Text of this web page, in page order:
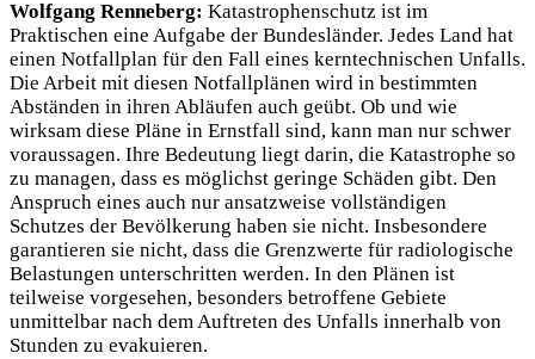
Wolfgang Renneberg: Katastrophenschutz ist im
Praktischen eine Aufgabe der Bundesländer. Jedes Land hat
einen Notfallplan für den Fall eines kerntechnischen Unfalls.
Die Arbeit mit diesen Notfallplänen wird in bestimmten
Abständen in ihren Abläufen auch geübt. Ob und wie
wirksam diese Pläne in Ernstfall sind, kann man nur schwer
voraussagen. Ihre Bedeutung liegt darin, die Katastrophe so
zu managen, dass es möglichst geringe Schäden gibt. Den
Anspruch eines auch nur ansatzweise vollständigen
Schutzes der Bevölkerung haben sie nicht. Insbesondere
garantieren sie nicht, dass die Grenzwerte für radiologische
Belastungen unterschritten werden. In den Plänen ist
teilweise vorgesehen, besonders betroffene Gebiete
unmittelbar nach dem Auftreten des Unfalls innerhalb von
Stunden zu evakuieren.